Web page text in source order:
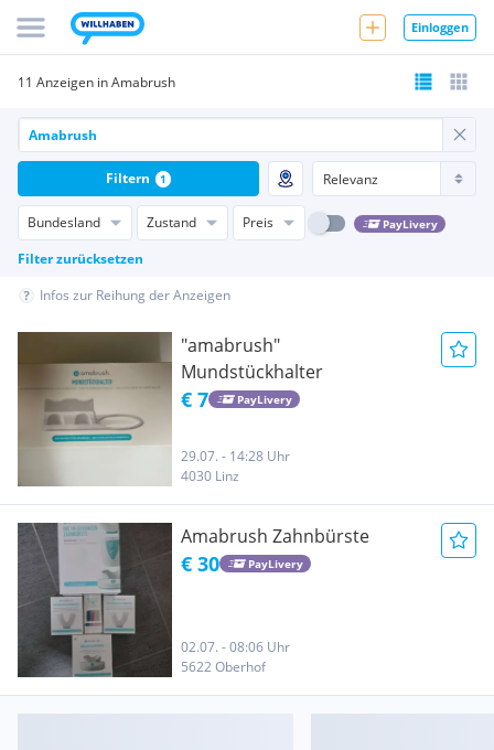
Einloggen
11 Anzeigen in Amabrush
Bundesland Zustand Preis PayLivery
Filter zurücksetzen
Filtern 1
Infos zur Reihung der Anzeigen
"amabrush"
Mundstückhalter
€ 7 PayLivery
29.07. - 14:28 Uhr
4030 Linz
Amabrush Zahnbürste
€ 30 PayLivery
02.07. - 08:06 Uhr
5622 Oberhof